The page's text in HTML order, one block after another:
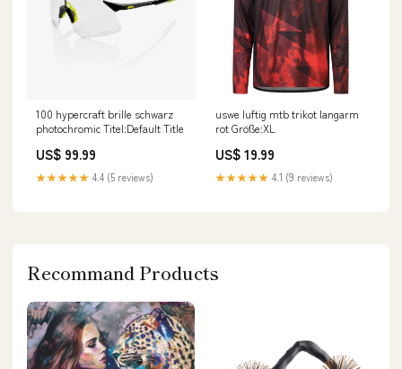
100 hypercraft brille schwarz
photochromic Titel:Default Title
US$ 99.99
★★★★★ 4.4 (5 reviews)
uswe luftig mtb trikot langarm
rot Größe:XL
US$ 19.99
★★★★★ 4.1 (9 reviews)
Recommand Products